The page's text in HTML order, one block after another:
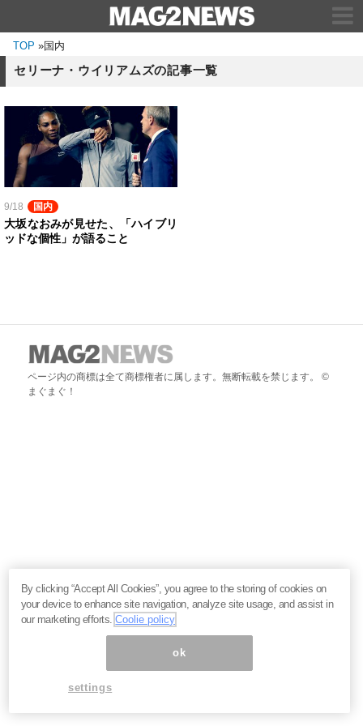
TOP »国内
セリーナ・ウイリアムズの記事一覧
9/18 国内
大坂なおみが見せた、「ハイブリ
ッドな個性」が語ること
ページ内の商標は全て商標権者に属します。無断転載を禁じます。 ©
まぐまぐ！
By clicking “Accept All Cookies”, you agree to the storing of cookies on
your device to enhance site navigation, analyze site usage, and assist in
our marketing efforts.Coolie policy
ok
settings